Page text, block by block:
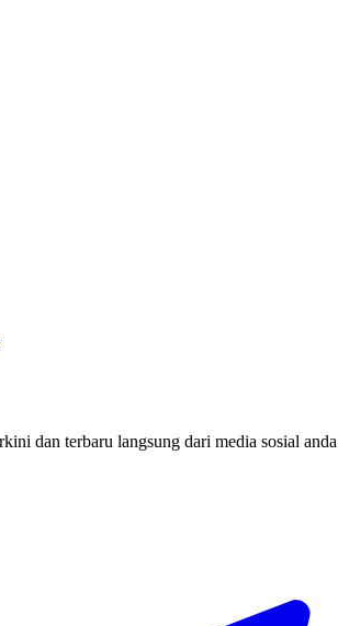
dan terbaru langsung dari media sosial anda